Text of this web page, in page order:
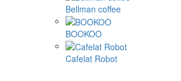
Bellman coffee
BOOKOO
Cafelat Robot